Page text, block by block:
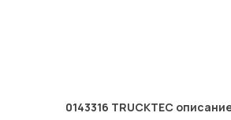
0143316 TRUCKTEC